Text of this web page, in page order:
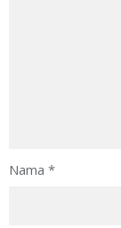
Nama *